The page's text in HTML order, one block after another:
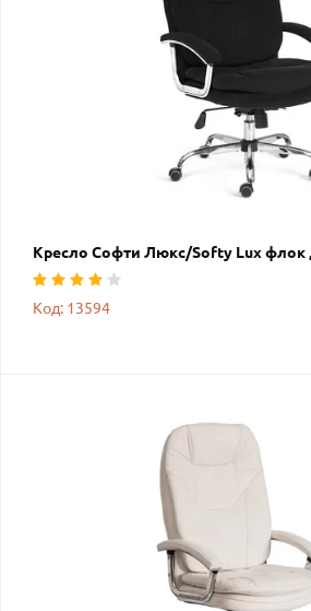
Кресло Софти Люкс/Softy Lux флок
Код: 13594